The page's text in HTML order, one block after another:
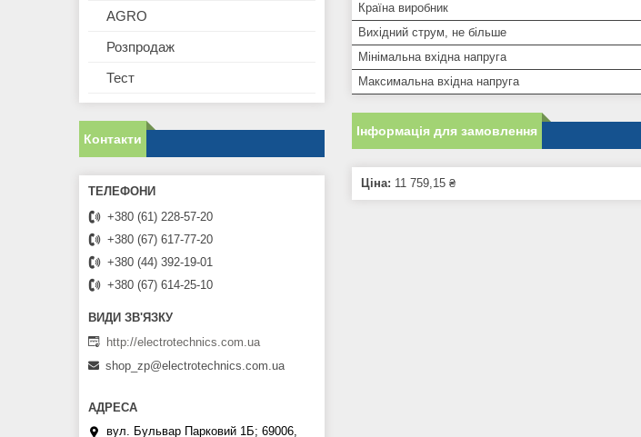
Країна виробник
Вихідний струм, не більше
Мінімальна вхідна напруга
Максимальна вхідна напруга
Інформація для замовлення
Ціна: 11 759,15 ₴
AGRO
Розпродаж
Тест
Контакти
+380 (61) 228-57-20
+380 (67) 617-77-20
+380 (44) 392-19-01
+380 (67) 614-25-10
http://electrotechnics.com.ua
shop_zp@electrotechnics.com.ua
вул. Бульвар Парковий 1Б; 69006,